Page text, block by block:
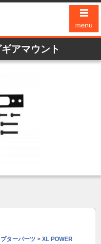
☰
menu
アマウント
ターパーツ > XL POWER